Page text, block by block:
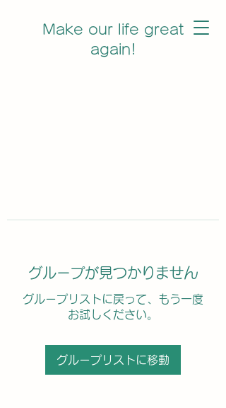
Make our life great
again!
グループが見つかりません
グループリストに戻って、もう一度
お試しください。
グループリストに移動